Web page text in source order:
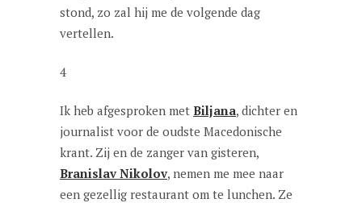
stond, zo zal hij me de volgende dag
vertellen.
4
Ik heb afgesproken met Biljana, dichter en
journalist voor de oudste Macedonische
krant. Zij en de zanger van gisteren,
Branislav Nikolov, nemen me mee naar
een gezellig restaurant om te lunchen. Ze